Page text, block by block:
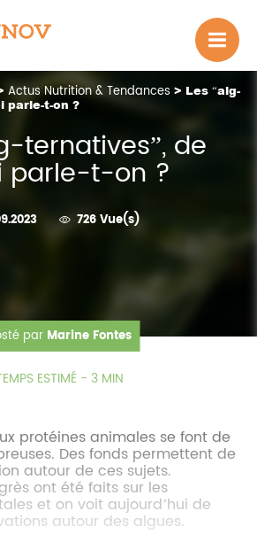
Actus Nutrition & Tendances > Les “alg-
parle-t-on ?
ternatives”, de
parle-t-on ?
726 Vue(s)
par Marine Fontes
ESTIMÉ - 3 MIN
protéines animales se font de
Des fonds permettent de
autour de ces sujets.
ont été faits sur les
et on voit aujourd’hui de
autour des algues.